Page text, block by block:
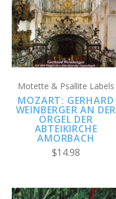
Motette & Psallite Labels
MOZART: GERHARD
WEINBERGER AN DER
ORGEL DER
ABTEIKIRCHE
AMORBACH
$14.98